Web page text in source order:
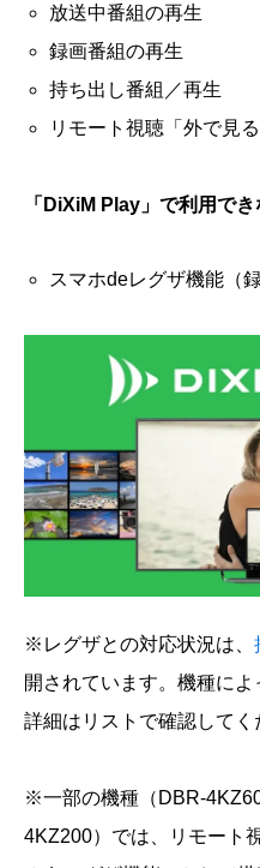
放送中番組の再生
録画番組の再生
持ち出し番組／再生
リモート視聴「外で見る
「DiXiM Play」で利用で
スマホdeレグザ機能（
※レグザとの対応状況は、
開されています。機種によ
詳細はリストで確認してく
※一部の機種（DBR-
4KZ200）では、リモート